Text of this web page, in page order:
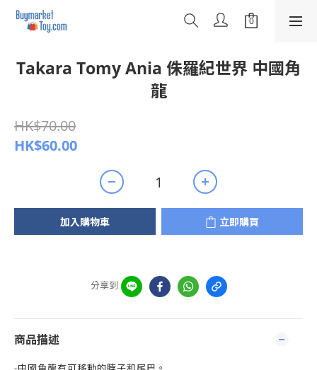
Takara Tomy Ania 侏羅紀世界 中國角
龍
HK$70.00
HK$60.00
加入購物車 立即購買
分享到
商品描述